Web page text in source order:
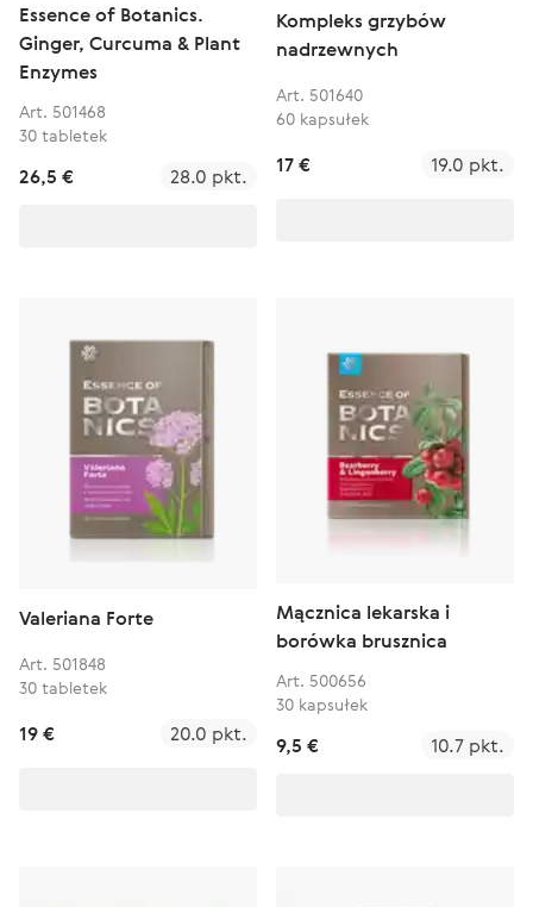
Essence of Botanics.
Ginger, Curcuma & Plant
Enzymes
Art. 501468
30 tabletek
26,5 € 28.0 pkt.
Kompleks grzybów
nadrzewnych
Art. 501640
60 kapsułek
17 € 19.0 pkt.
Valeriana Forte
Art. 501848
30 tabletek
19 € 20.0 pkt.
Mącznica lekarska i
borówka brusznica
Art. 500656
30 kapsułek
9,5 € 10.7 pkt.